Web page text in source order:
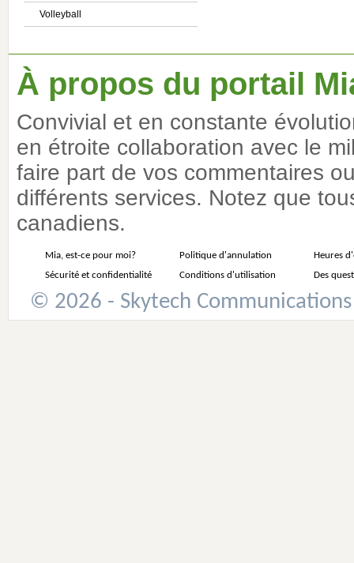
Volleyball
À propos du portail
Convivial et en constante
en étroite collaboration avec le
faire part de vos commentaires
différents services. Notez que
canadiens.
Mia, est-ce pour moi? Politique d'annulation
Heures
Sécurité et confidentialité
Conditions d'utilisation Des
© 2026 - Skytech Communications